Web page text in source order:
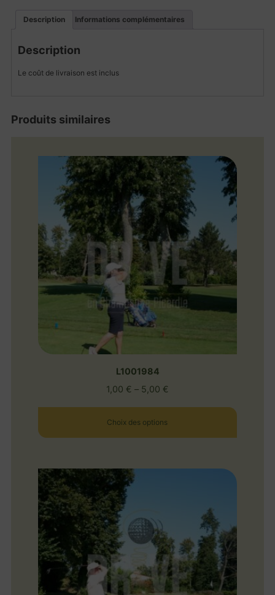
Description Informations complémentaires
Description
Le coût de livraison est inclus
Produits similaires
L1001984
1,00 € – 5,00 €
Choix des options